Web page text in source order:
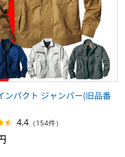
ンパクト ジャンパー(旧品番
4.4 （154件）